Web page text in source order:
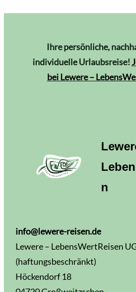
Ihre persönliche,
individuelle Urlaubsreise!
bei Lewere –
n
info@lewere-reisen.de
Lewere – LebensWertReisen
(haftungsbeschränkt)
Höckendorf 18